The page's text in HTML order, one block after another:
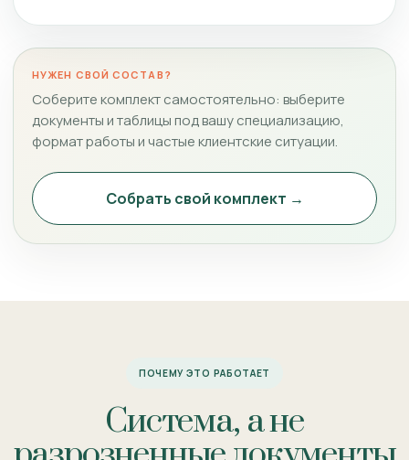
НУЖЕН СВОЙ СОСТАВ?
Соберите комплект самостоятельно: выберите
документы и таблицы под вашу специализацию,
формат работы и частые клиентские ситуации.
Собрать свой комплект →
ПОЧЕМУ ЭТО РАБОТАЕТ
Система, а не